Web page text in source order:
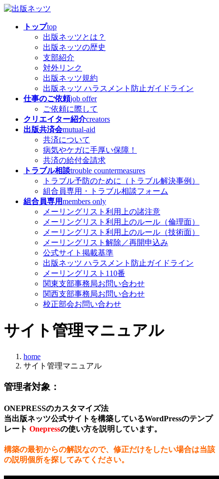
コ
ナ
トップtop
出版ネッツとは？
出版ネッツの歴史
支部紹介
対外リンク
出版ネッツ規約
出版ネッツ ハラスメント防止ガイドライン
仕事のご依頼job offer
ご依頼に際して
クリエイター紹介creators
出版共済会mutual-aid
共済について
病気やケガに手厚い保障！
共済の給付金請求
トラブル相談trouble countermeasures
トラブル予防のために（トラブル解決事例）
組合員専用・トラブル相談フォーム
組合員専用members only
メーリングリスト利用上の諸注意
メーリングリスト利用上のルール（倫理面）
メーリングリスト利用上のルール（技術面）
メーリングリスト解除／再開申込み
公式サイト掲載基準
出版ネッツ ハラスメント防止ガイドライン
メーリングリスト110番
関東支部事務局お問い合わせ
関西支部事務局お問い合わせ
校正部会お問い合わせ
サイト管理マニュアル
home
サイト管理マニュアル
管理者対象：
ONEPRESSのカスタマイズ法
当出版ネッツ公式サイトを構築しているWordPressのテンプ
レート Onepressの使い方を説明しています。
構築の最初からの解説なので、修正だけをしたい場合は当該
の説明個所を探してみてください。